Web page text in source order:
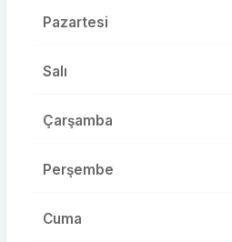
Pazartesi
Salı
Çarşamba
Perşembe
Cuma